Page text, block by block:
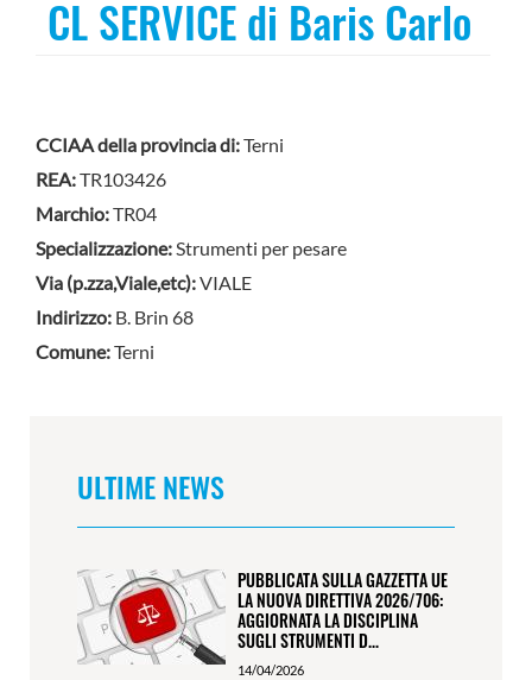
CL SERVICE di Baris Carlo
CCIAA della provincia di:Terni
REA:TR103426
Marchio:TR04
Specializzazione:Strumenti per pesare
Via (p.zza,Viale,etc):VIALE
Indirizzo: B. Brin 68
Comune:Terni
ULTIME NEWS
PUBBLICATA SULLA GAZZETTA UE
LA NUOVA DIRETTIVA 2026/706:
AGGIORNATA LA DISCIPLINA
SUGLI STRUMENTI D...
14/04/2026